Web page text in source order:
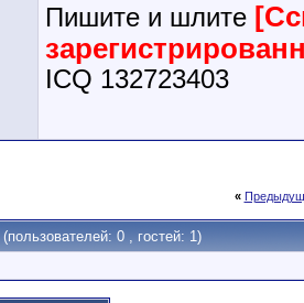
Пишите и шлите
ICQ 132723403
«
(пользователей: 0 , гостей: 1)